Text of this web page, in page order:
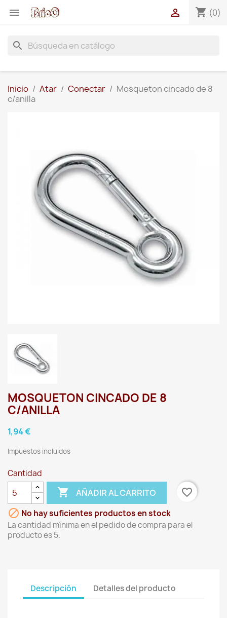
 shopping_cart (0)

search
Inicio Atar Conectar
Mosqueton cincado de 8
c/anilla
MOSQUETON CINCADO DE 8
C/ANILLA
1,94 €
Impuestos incluidos
Cantidad
 AÑADIR AL CARRITO
favorite_border
 No hay suficientes productos en stock
La cantidad mínima en el pedido de compra para el
producto es 5.
Descripción Detalles del producto